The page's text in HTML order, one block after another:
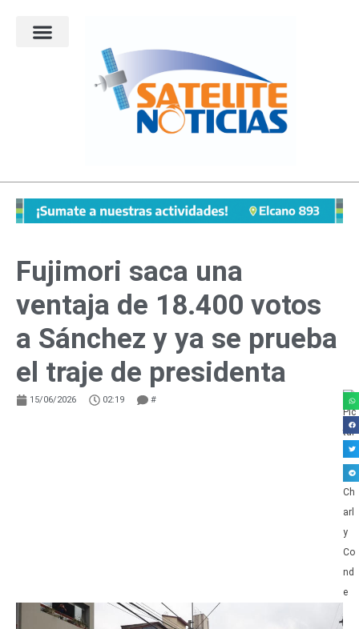
Fujimori saca una
ventaja de 18.400 votos
a Sánchez y ya se prueba
el traje de presidenta
15/06/2026 02:19 #